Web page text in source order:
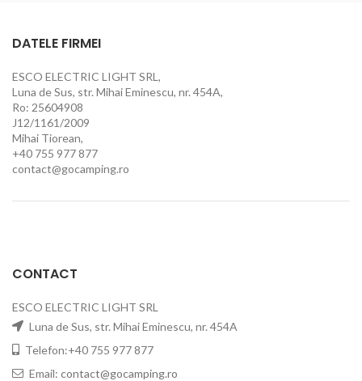
DATELE FIRMEI
ESCO ELECTRIC LIGHT SRL,
Luna de Sus, str. Mihai Eminescu, nr. 454A,
Ro: 25604908
J12/1161/2009
Mihai Tiorean,
+40 755 977 877
contact@gocamping.ro
CONTACT
ESCO ELECTRIC LIGHT SRL
Luna de Sus, str. Mihai Eminescu, nr. 454A
Telefon:+40 755 977 877
Email: contact@gocamping.ro